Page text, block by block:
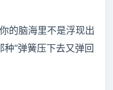
的脑海里不是浮现出
种“弹簧压下去又弹回